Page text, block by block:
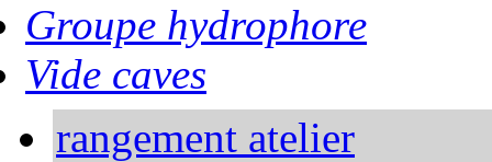
Groupe hydrophore
Vide caves
rangement atelier